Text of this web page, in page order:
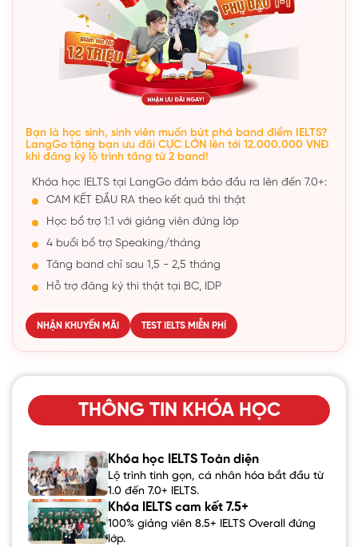
Bạn là học sinh, sinh viên muốn bứt phá band điểm IELTS?
LangGo tặng bạn ưu đãi CỰC LỚN lên tới 12.000.000 VNĐ
khi đăng ký lộ trình tăng từ 2 band!
Khóa học IELTS tại LangGo đảm bảo đầu ra lên đến 7.0+:
CAM KẾT ĐẦU RA theo kết quả thi thật
Học bổ trợ 1:1 với giảng viên đứng lớp
4 buổi bổ trợ Speaking/tháng
Tăng band chỉ sau 1,5 - 2,5 tháng
Hỗ trợ đăng ký thi thật tại BC, IDP
NHẬN KHUYẾN MÃI TEST IELTS MIỄN PHÍ
THÔNG TIN KHÓA HỌC
Khóa học IELTS Toàn diện
Lộ trình tinh gọn, cá nhân hóa bắt đầu từ
1.0 đến 7.0+ IELTS.
Khóa IELTS cam kết 7.5+
100% giảng viên 8.5+ IELTS Overall đứng
lớp.